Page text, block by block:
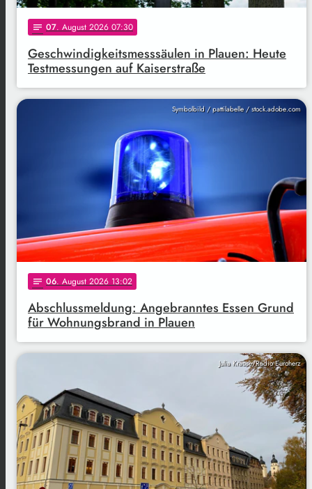
notes 07. August 2026 07:30
Geschwindigkeitsmesssäulen in Plauen: Heute
Testmessungen auf Kaiserstraße
Symbolbild / pattilabelle / stock.adobe.com
notes 06. August 2026 13:02
Abschlussmeldung: Angebranntes Essen Grund
für Wohnungsbrand in Plauen
Julia Krause/Radio Euroherz